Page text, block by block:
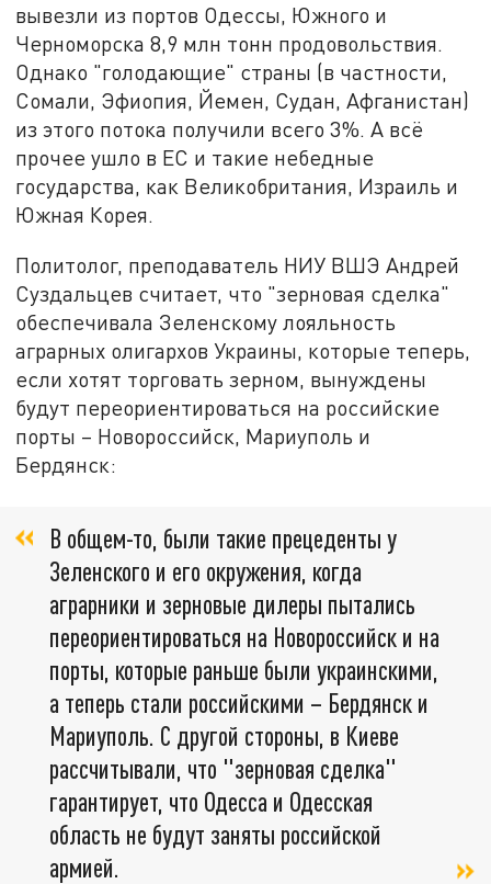
вывезли из портов Одессы, Южного и
Черноморска 8,9 млн тонн продовольствия.
Однако "голодающие" страны (в частности,
Сомали, Эфиопия, Йемен, Судан, Афганистан)
из этого потока получили всего 3%. А всё
прочее ушло в ЕС и такие небедные
государства, как Великобритания, Израиль и
Южная Корея.
Политолог, преподаватель НИУ ВШЭ Андрей
Суздальцев считает, что "зерновая сделка"
обеспечивала Зеленскому лояльность
аграрных олигархов Украины, которые теперь,
если хотят торговать зерном, вынуждены
будут переориентироваться на российские
порты – Новороссийск, Мариуполь и
Бердянск:
В общем-то, были такие прецеденты у
Зеленского и его окружения, когда
аграрники и зерновые дилеры пытались
переориентироваться на Новороссийск и на
порты, которые раньше были украинскими,
а теперь стали российскими – Бердянск и
Мариуполь. С другой стороны, в Киеве
рассчитывали, что "зерновая сделка"
гарантирует, что Одесса и Одесская
область не будут заняты российской
армией.